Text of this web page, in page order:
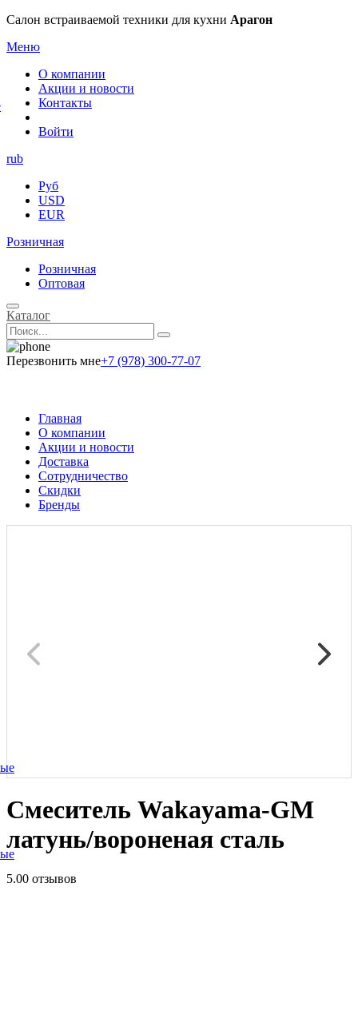
Салон встраиваемой техники для кухни Арагон
Меню
О компании
Акции и новости
Контакты
Войти
rub
Руб
USD
EUR
Розничная
Розничная
Оптовая
Каталог
Перезвонить мне+7 (978) 300-77-07
Главная
О компании
Акции и новости
Доставка
Сотрудничество
Скидки
Бренды
Смеситель Wakayama-GM
латунь/вороненая сталь
5.00 отзывов